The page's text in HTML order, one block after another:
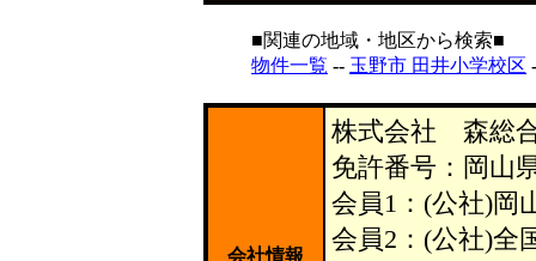
■関連の地域・地区から検索■
物件一覧 -- 玉野市 田井小学校区
会社情報
株式会社 森総
免許番号：岡山
会員1：(公社)岡
会員2：(公社)全